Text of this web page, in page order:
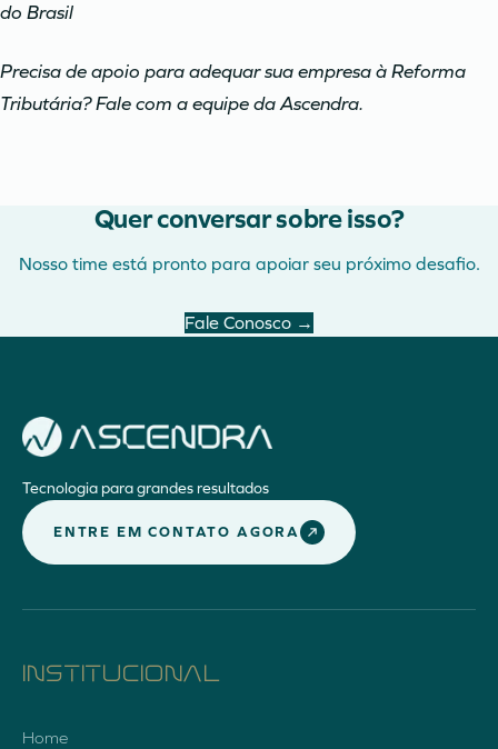
do Brasil
Precisa de apoio para adequar sua empresa à Reforma
Tributária? Fale com a equipe da Ascendra.
Quer conversar sobre isso?
Nosso time está pronto para apoiar seu próximo desafio.
Fale Conosco →
Tecnologia para grandes resultados
ENTRE EM CONTATO AGORA
INSTITUCIONAL
Home